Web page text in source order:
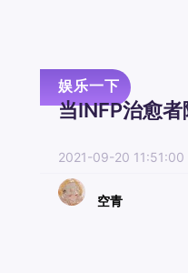
娱乐一下
当INFP治愈
2021-09-20 11:51:00
空青